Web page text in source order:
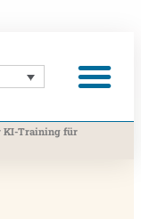
KI-Training für